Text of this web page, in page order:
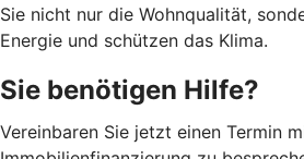
Sie nicht nur die Wohnqualität,
Energie und schützen das Klima.
Sie benötigen Hilfe?
Vereinbaren Sie jetzt einen Termin